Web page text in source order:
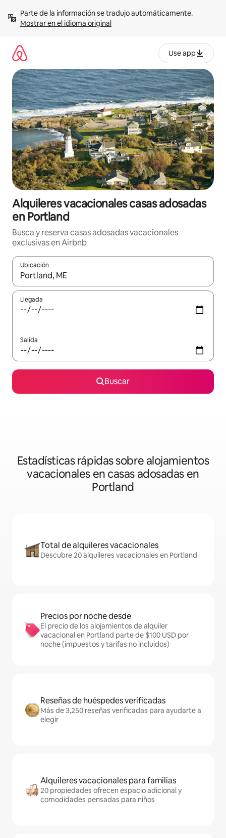
contenidoMostrar en el idioma original
Use app
Alquileres vacacionales casas adosadas
en Portland
Busca y reserva casas adosadas vacacionales
exclusivas en Airbnb
Ubicación
Cuando los resultados estén disponibles, navega con las
Llegada
Salida
Buscar
Estadísticas rápidas sobre alojamientos
vacacionales en casas adosadas en
Portland
Total de alquileres vacacionales
Descubre 20 alquileres vacacionales en Portland
Precios por noche desde
El precio de los alojamientos de alquiler
vacacional en Portland parte de $100 USD por
noche (impuestos y tarifas no incluidos)
Reseñas de huéspedes verificadas
Más de 3,250 reseñas verificadas para ayudarte a
elegir
Alquileres vacacionales para familias
20 propiedades ofrecen espacio adicional y
comodidades pensadas para niños